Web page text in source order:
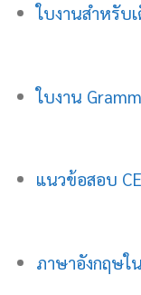
ใบงานสำหรับ
ใบงาน
แนวข้อสอบ
ภาษาอังกฤษใ